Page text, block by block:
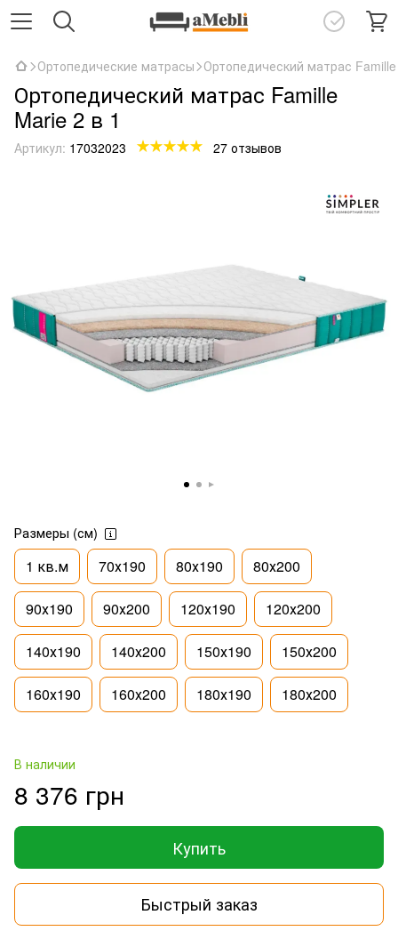
Ортопедические матрасы Ортопедический матрас
Ортопедический матрас Famille
Marie 2 в 1
Артикул: 17032023 27 отзывов
Размеры (см)
1 кв.м 70х190 80х190 80х200
90х190 90х200 120х190 120х200
140х190 140х200 150х190 150х200
160х190 160х200 180х190 180х200
В наличии
8 376 грн
Купить
Быстрый заказ